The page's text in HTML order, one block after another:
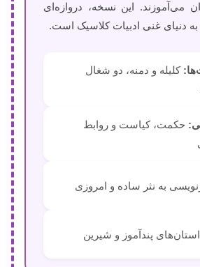
می‌آموزند. این نسخه، دروازه‌ای
دنیای غنی ادبیات کلاسیک است.
کلیله و دمنه، دو شغال
حکمت، کیاست و روابط
به نثر ساده و امروزی
پندآموز و شیرین